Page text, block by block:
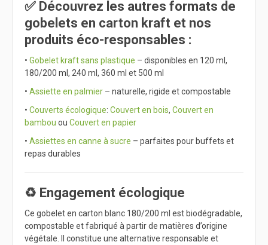
✅ Découvrez les autres formats de
gobelets en carton kraft et nos
produits éco-responsables :
• Gobelet kraft sans plastique – disponibles en 120 ml,
180/200 ml, 240 ml, 360 ml et 500 ml
• Assiette en palmier – naturelle, rigide et compostable
• Couverts écologique: Couvert en bois, Couvert en
bambou ou Couvert en papier
• Assiettes en canne à sucre – parfaites pour buffets et
repas durables
♻️ Engagement écologique
Ce gobelet en carton blanc 180/200 ml est biodégradable,
compostable et fabriqué à partir de matières d’origine
végétale. Il constitue une alternative responsable et